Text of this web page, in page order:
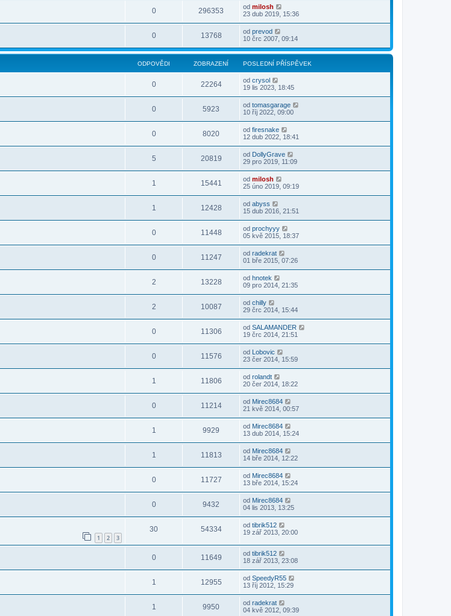
0 296353 od milosh
23 dub 2019, 15:36
0 13768 od prevod
10 črc 2007, 09:14
ODPOVĚDI ZOBRAZENÍ POSLEDNÍ PŘÍSPĚVEK
0 22264 od crysol
19 lis 2023, 18:45
0 5923 od tomasgarage
10 říj 2022, 09:00
0 8020 od firesnake
12 dub 2022, 18:41
5 20819 od DollyGrave
29 pro 2019, 11:09
1 15441 od milosh
25 úno 2019, 09:19
1 12428 od abyss
15 dub 2016, 21:51
0 11448 od prochyyy
05 kvě 2015, 18:37
0 11247 od radekrat
01 bře 2015, 07:26
2 13228 od hnotek
09 pro 2014, 21:35
2 10087 od chilly
29 črc 2014, 15:44
0 11306 od SALAMANDER
19 črc 2014, 21:51
0 11576 od Lobovic
23 čer 2014, 15:59
1 11806 od rolandt
20 čer 2014, 18:22
0 11214 od Mirec8684
21 kvě 2014, 00:57
1 9929 od Mirec8684
13 dub 2014, 15:24
1 11813 od Mirec8684
14 bře 2014, 12:22
0 11727 od Mirec8684
13 bře 2014, 15:24
0 9432 od Mirec8684
04 lis 2013, 13:25
1 2 3
30 54334 od tibrik512
19 zář 2013, 20:00
0 11649 od tibrik512
18 zář 2013, 23:08
1 12955 od SpeedyR55
13 říj 2012, 15:29
1 9950 od radekrat
04 kvě 2012, 09:39